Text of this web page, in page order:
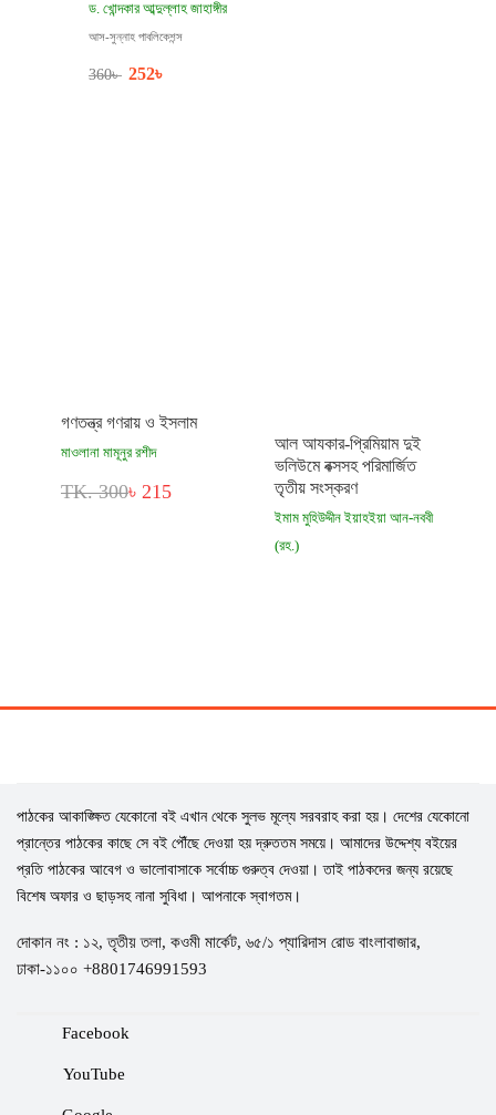
ড. খোন্দকার আব্দুল্লাহ জাহাঙ্গীর
আস-সুন্নাহ পাবলিকেশন্স
360৳ 252৳
গণতন্ত্র গণরায় ও ইসলাম
মাওলানা মামূনুর রশীদ
TK. 300৳ 215
আল আযকার-প্রিমিয়াম দুই
ভলিউমে বক্সসহ পরিমার্জিত
তৃতীয় সংস্করণ
ইমাম মুহিউদ্দীন ইয়াহইয়া আন-নববী
(রহ.)
পাঠকের আকাঙ্ক্ষিত যেকোনো বই এখান থেকে সুলভ মূল্যে সরবরাহ করা হয়। দেশের যেকোনো
প্রান্তের পাঠকের কাছে সে বই পৌঁছে দেওয়া হয় দ্রুততম সময়ে। আমাদের উদ্দেশ্য বইয়ের
প্রতি পাঠকের আবেগ ও ভালোবাসাকে সর্বোচ্চ গুরুত্ব দেওয়া। তাই পাঠকদের জন্য রয়েছে
বিশেষ অফার ও ছাড়সহ নানা সুবিধা। আপনাকে স্বাগতম।
দোকান নং : ১২, তৃতীয় তলা, কওমী মার্কেট, ৬৫/১ প্যারিদাস রোড বাংলাবাজার,
ঢাকা-১১০০ +8801746991593
Facebook
YouTube